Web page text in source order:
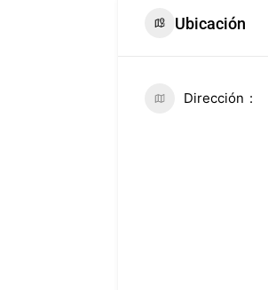
Ubicación
Dirección